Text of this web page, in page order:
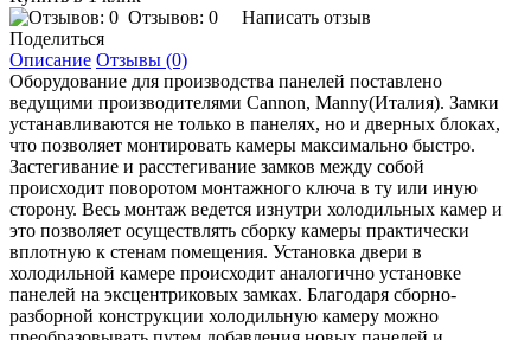
Отзывов: 0
Написать отзыв
Поделиться
Описание Отзывы (0)
Оборудование для производства панелей поставлено
ведущими производителями Сannon, Manny(Италия). Замки
устанавливаются не только в панелях, но и дверных блоках,
что позволяет монтировать камеры максимально быстро.
Застегивание и расстегивание замков между собой
происходит поворотом монтажного ключа в ту или иную
сторону. Весь монтаж ведется изнутри холодильных камер и
это позволяет осуществлять сборку камеры практически
вплотную к стенам помещения. Установка двери в
холодильной камере происходит аналогично установке
панелей на эксцентриковых замках. Благодаря сборно-
разборной конструкции холодильную камеру можно